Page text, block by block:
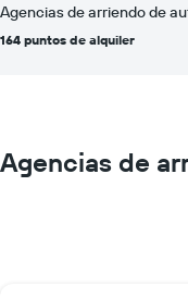
Agencias de arriendo de
164 puntos de alquiler
Agencias de